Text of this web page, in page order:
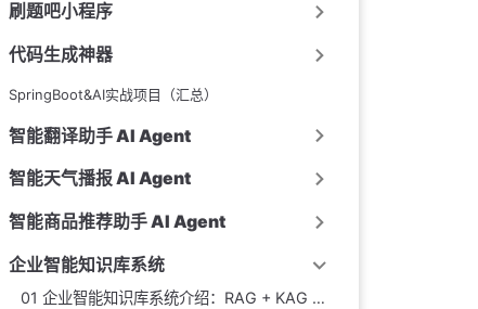
刷题吧小程序
代码生成神器
SpringBoot&AI实战项目（汇总）
智能翻译助手 AI Agent
智能天气播报 AI Agent
智能商品推荐助手 AI Agent
企业智能知识库系统
01 企业智能知识库系统介绍：RAG + KAG + 知识图谱 + Spring Cloud 微服务实战项目